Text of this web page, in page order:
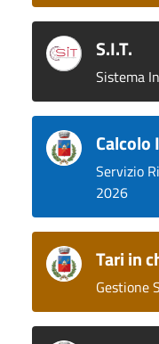
S.I.T.
Sistema
Calcolo
Servizio
2026
Tari in
Gestione